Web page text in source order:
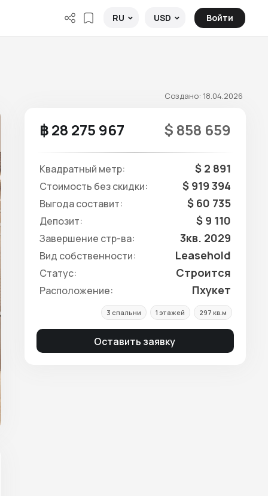
RU USD Войти
Создано: 18.04.2026
฿ 28 275 967 $ 858 659
Квадратный метр: $ 2 891
Стоимость без скидки: $ 919 394
Выгода составит: $ 60 735
Депозит: $ 9 110
Завершение стр-ва: 3кв. 2029
Вид собственности: Leasehold
Статус: Строится
Расположение: Пхукет
3 спальни 1 этажей 297 кв.м
Оставить заявку